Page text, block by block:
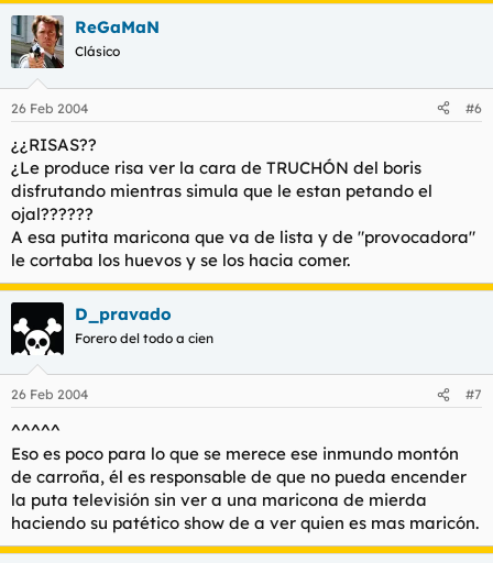
ReGaMaN
Clásico
26 Feb 2004 #6
¿¿RISAS??
¿Le produce risa ver la cara de TRUCHÓN del boris
disfrutando mientras simula que le estan petando el
ojal??????
A esa putita maricona que va de lista y de "provocadora"
le cortaba los huevos y se los hacia comer.
D_pravado
Forero del todo a cien
26 Feb 2004 #7
^^^^^
Eso es poco para lo que se merece ese inmundo montón
de carroña, él es responsable de que no pueda encender
la puta televisión sin ver a una maricona de mierda
haciendo su patético show de a ver quien es mas maricón.